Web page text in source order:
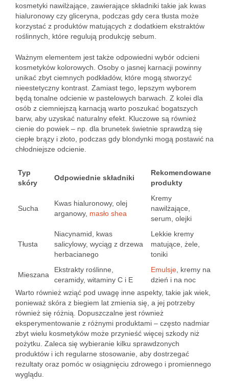
kosmetyki nawilżające, zawierające składniki takie jak kwas
hialuronowy czy gliceryna, podczas gdy cera tłusta może
korzystać z produktów matujących z dodatkiem ekstraktów
roślinnych, które regulują produkcję sebum.
Ważnym elementem jest także odpowiedni wybór odcieni
kosmetyków kolorowych. Osoby o jasnej karnacji powinny
unikać zbyt ciemnych podkładów, które mogą stworzyć
nieestetyczny kontrast. Zamiast tego, lepszym wyborem
będą tonalne odcienie w pastelowych barwach. Z kolei dla
osób z ciemniejszą karnacją warto poszukać bogatszych
barw, aby uzyskać naturalny efekt. Kluczowe są również
cienie do powiek – np. dla brunetek świetnie sprawdzą się
ciepłe brązy i złoto, podczas gdy blondynki mogą postawić na
chłodniejsze odcienie.
Typ
skóry
Odpowiednie składniki
Rekomendowane
produkty
Sucha
Kwas hialuronowy, olej
arganowy, masło shea
Kremy
nawilżające,
serum, olejki
Tłusta
Niacynamid, kwas
salicylowy, wyciąg z drzewa
herbacianego
Lekkie kremy
matujące, żele,
toniki
Mieszana
Ekstrakty roślinne,
ceramidy, witaminy C i E
Emulsje , kremy na
dzień i na noc
Warto również wziąć pod uwagę inne aspekty, takie jak wiek,
ponieważ skóra z biegiem lat zmienia się, a jej potrzeby
również się różnią. Dopuszczalne jest również
eksperymentowanie z różnymi produktami – często nadmiar
zbyt wielu kosmetyków może przynieść więcej szkody niż
pożytku. Zaleca się wybieranie kilku sprawdzonych
produktów i ich regularne stosowanie, aby dostrzegać
rezultaty oraz pomóc w osiągnięciu zdrowego i promiennego
wyglądu.